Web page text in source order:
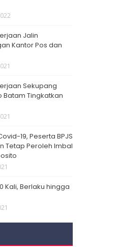
Jalin
Kantor Pos dan
Sekupang
Batam Tingkatkan
19, Peserta BPJS
Tetap Peroleh Imbal
Kali, Berlaku hingga